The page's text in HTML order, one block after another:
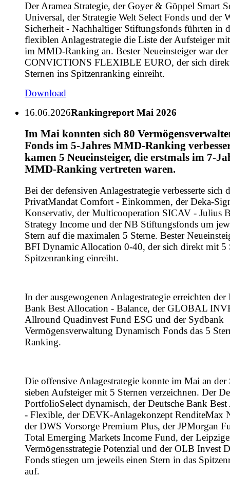
Der Aramea Strategie, der Goyer & Göppel Smart
Universal, der Strategie Welt Select Fonds und der
Sicherheit - Nachhaltiger Stiftungsfonds führten in
flexiblen Anlagestrategie die Liste der Aufsteiger
im MMD-Ranking an. Bester Neueinsteiger war
CONVICTIONS FLEXIBLE EURO, der sich
Sternen ins Spitzenranking einreiht.
Download
16.06.2026Rankingreport Mai 2026
Im Mai konnten sich 80
Fonds im 5-Jahres MMD-Ranking
kamen 5 Neueinsteiger, die erstmals im 7-
MMD-Ranking vertreten waren.
Bei der defensiven Anlagestrategie verbesserte sich
PrivatMandat Comfort - Einkommen, der Deka-
Konservativ, der Multicooperation SICAV - Julius
Strategy Income und der NB Stiftungsfonds um
Stern auf die maximalen 5 Sterne. Bester
BFI Dynamic Allocation 0-40, der sich direkt mit 5
Spitzenranking einreiht.
In der ausgewogenen Anlagestrategie erreichten der
Bank Best Allocation - Balance, der GLOBAL
Allround Quadinvest Fund ESG und der Sydbank
Vermögensverwaltung Dynamisch Fonds das 5
Ranking.
Die offensive Anlagestrategie konnte im Mai an der
sieben Aufsteiger mit 5 Sternen verzeichnen. Der
PortfolioSelect dynamisch, der Deutsche Bank
- Flexible, der DEVK-Anlagekonzept RenditeMax
der DWS Vorsorge Premium Plus, der JPMorgan
Total Emerging Markets Income Fund, der
Vermögensstrategie Potenzial und der OLB Invest
Fonds stiegen um jeweils einen Stern in das
auf.